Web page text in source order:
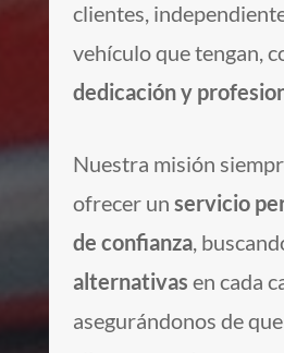
clientes,
vehículo que tengan,
dedicación y
Nuestra misión
ofrecer unservicio
de confianza ,
alternativas en cada
asegurándonos de